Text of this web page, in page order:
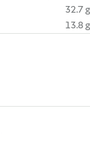
32.7 g
13.8 g